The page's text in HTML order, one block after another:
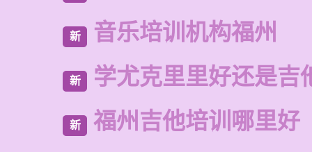
新 音乐培训机构福州
新 学尤克里里好还是吉
新 福州吉他培训哪里好